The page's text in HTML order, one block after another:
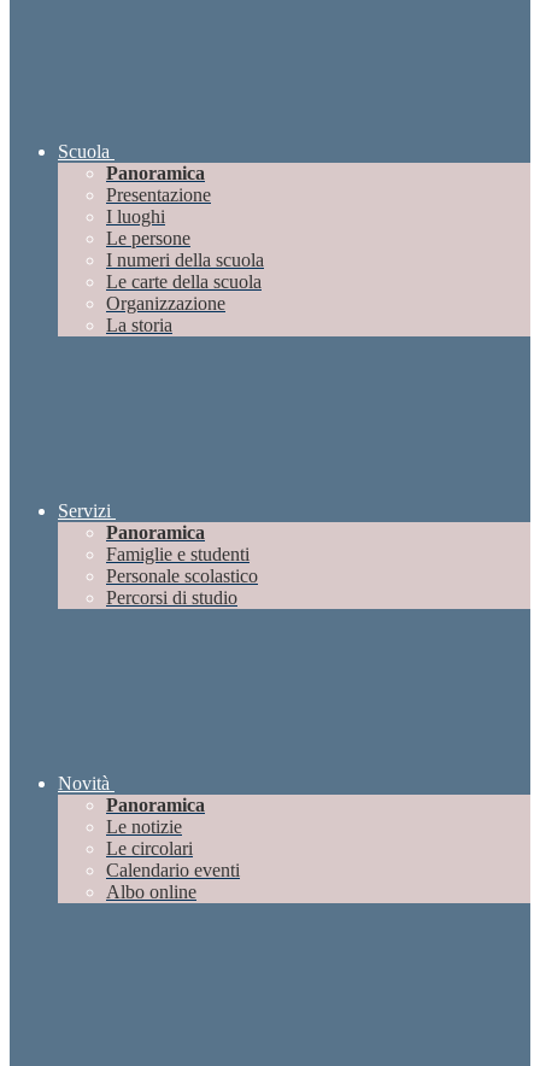
Scuola
Panoramica
Presentazione
I luoghi
Le persone
I numeri della scuola
Le carte della scuola
Organizzazione
La storia
Servizi
Panoramica
Famiglie e studenti
Personale scolastico
Percorsi di studio
Novità
Panoramica
Le notizie
Le circolari
Calendario eventi
Albo online